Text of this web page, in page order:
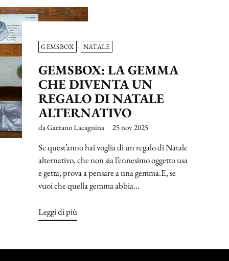
GEMSBOX NATALE
GEMSBOX: LA GEMMA
CHE DIVENTA UN
REGALO DI NATALE
ALTERNATIVO
da Gaetano Lacagnina 25 nov 2025
Se quest’anno hai voglia di un regalo di Natale
alternativo, che non sia l’ennesimo oggetto usa
e getta, prova a pensare a una gemma.E, se
vuoi che quella gemma abbia...
Leggi di più